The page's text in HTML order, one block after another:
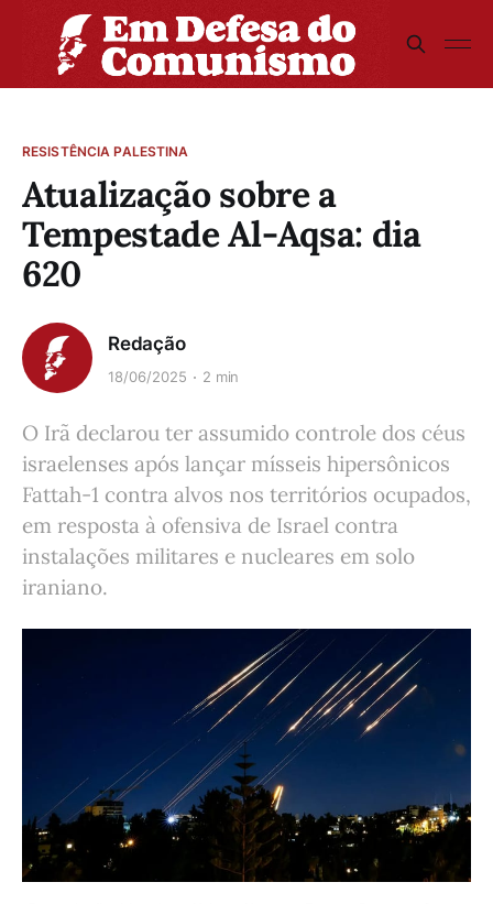
RESISTÊNCIA PALESTINA
Atualização sobre a
Tempestade Al-Aqsa: dia
620
Redação
18/06/2025 2 min
O Irã declarou ter assumido controle dos céus
israelenses após lançar mísseis hipersônicos
Fattah-1 contra alvos nos territórios ocupados,
em resposta à ofensiva de Israel contra
instalações militares e nucleares em solo
iraniano.